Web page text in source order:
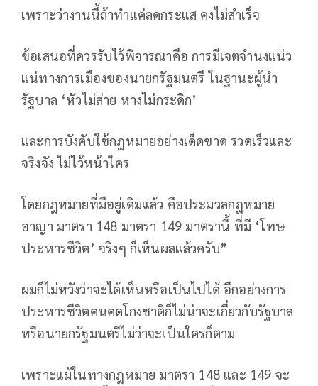
เพราะว่างานนี้ถ้าทำแค่ลดกระแส คงไม่สำเร็จ
ข้อเสนอที่ควรรับไว้พิจารณาคือ การมีเจตจำนงแน่ว
แน่ทางการเมืองของนายกรัฐมนตรี ในฐานะผู้นำ
รัฐบาล ‘หัวไม่ส่าย หางไม่กระดิก’
และการบังคับใช้กฎหมายอย่างเด็ดขาด รวดเร็วและ
จริงจัง ไม่ไว้หน้าใคร
โดยกฎหมายที่มีอยู่เดิมแล้ว คือประมวลกฎหมาย
อาญา มาตรา 148 มาตรา 149 มาตรานี้ ที่มี ‘โทษ
ประหารชีวิต’ จริงๆ ก็เห็นผลแล้วครับ”
ผมก็ไม่หวังว่าจะได้เห็นหรือเป็นไปได้ อีกอย่างการ
ประหารชีวิตคนคดโกงชาติก็ไม่น่าจะเกี่ยวกับรัฐบาล
หรือนายกรัฐมนตรีไม่ว่าจะเป็นใครก็ตาม
เพราะแม้ในทางกฎหมาย มาตรา 148 และ 149 จะ